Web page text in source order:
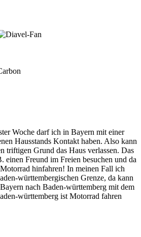
Woche darf ich in Bayern mit einer
Hausstands Kontakt haben. Also kann
triftigen Grund das Haus verlassen. Das
einen Freund im Freien besuchen und da
hinfahren! In meinen Fall ich
württembergischen Grenze, da kann
nach Baden-württemberg mit dem
württemberg ist Motorrad fahren